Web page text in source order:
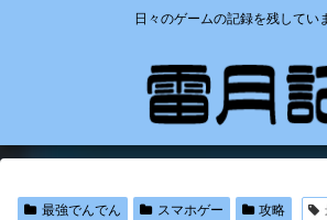
日々のゲームの記録を残してい
最強でんでん スマホゲー 攻略